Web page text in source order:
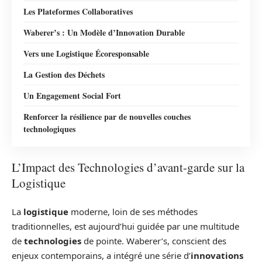
Les Plateformes Collaboratives
Waberer’s : Un Modèle d’Innovation Durable
Vers une Logistique Écoresponsable
La Gestion des Déchets
Un Engagement Social Fort
Renforcer la résilience par de nouvelles couches
technologiques
L’Impact des Technologies d’avant-garde sur la
Logistique
La logistique moderne, loin de ses méthodes
traditionnelles, est aujourd’hui guidée par une multitude
de technologies de pointe. Waberer’s, conscient des
enjeux contemporains, a intégré une série d’innovations